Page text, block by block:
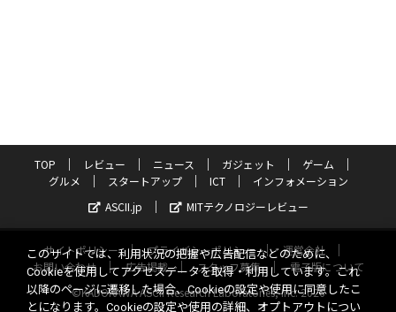
TOP レビュー ニュース ガジェット
ゲーム
グルメ
スタートアップ ICT
インフォメーション
ASCII.jp
MITテクノロジーレビュー
サイトポリシー プライバシーポリシー
運営会社
お問い合わせ
広告掲載 スタッフ募集
電子版について
©KADOKAWA ASCII Research Laboratories, Inc. 2026
このサイトでは、利用状況の把握や広告配信などのために、
Cookieを使用してアクセスデータを取得・利用しています。これ
以降のページに遷移した場合、Cookieの設定や使用に同意したこ
とになります。Cookieの設定や使用の詳細、オプトアウトについ